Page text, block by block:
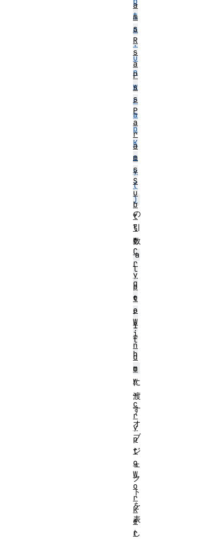
t
o
.
u
n
w
r
a
p
K
e
y
(
)
の
引
数
a
l
g
o
r
i
t
h
m
に
渡
す
オ
ブ
ジ
ェ
ク
ト
を
表
し
a
m
s
R
s
a
P
s
s
P
a
r
a
m
s
S
u
b
t
l
e
C
r
y
p
t
o
W
i
n
d
o
w
.
c
r
y
p
t
o
W
o
r
k
e
r